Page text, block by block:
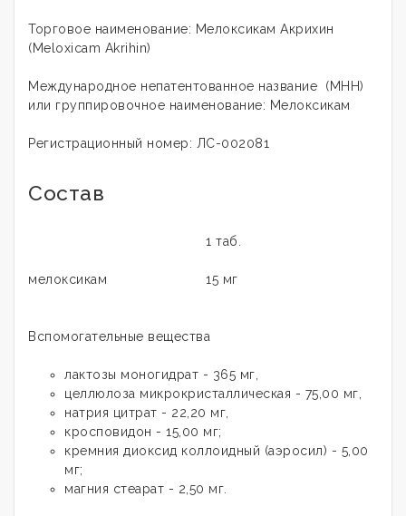
Торговое наименование: Мелоксикам Акрихин
(Meloxicam Akrihin)
Международное непатентованное название (МНН)
или группировочное наименование: Мелоксикам
Регистрационный номер: ЛС-002081
Состав
1 таб.
мелоксикам 15 мг
Вспомогательные вещества
лактозы моногидрат - 365 мг,
целлюлоза микрокристаллическая - 75,00 мг,
натрия цитрат - 22,20 мг,
кросповидон - 15,00 мг;
кремния диоксид коллоидный (аэросил) - 5,00
мг;
магния стеарат - 2,50 мг.